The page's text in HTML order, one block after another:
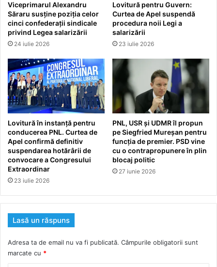
Viceprimarul Alexandru
Săraru susține poziția celor
cinci confederații sindicale
privind Legea salarizării
24 iulie 2026
Lovitură pentru Guvern:
Curtea de Apel suspendă
procedura noii Legi a
salarizării
23 iulie 2026
Lovitură în instanță pentru
conducerea PNL. Curtea de
Apel confirmă definitiv
suspendarea hotărârii de
convocare a Congresului
Extraordinar
23 iulie 2026
PNL, USR și UDMR îl propun
pe Siegfried Mureșan pentru
funcția de premier. PSD vine
cu o contrapropunere în plin
blocaj politic
27 iunie 2026
Lasă un răspuns
Adresa ta de email nu va fi publicată. Câmpurile obligatorii sunt
marcate cu *